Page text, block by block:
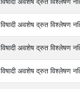
विषादी अवशेष द्रुत विश्लेषण
विषादी अवशेष द्रुत विश्लेषण
विषादी अवशेष द्रुत विश्लेषण